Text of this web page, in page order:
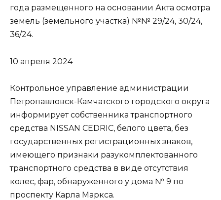
года размещенного на основании Акта осмотра
земель (земельного участка) №№ 29/24, 30/24,
36/24.
10 апреля 2024
Контрольное управление администрации
Петропавловск-Камчатского городского округа
информирует собственника транспортного
средства NISSAN CEDRIC, белого цвета, без
государственных регистрационных знаков,
имеющего признаки разукомплектованного
транспортного средства в виде отсутствия
колес, фар, обнаруженного у дома № 9 по
проспекту Карла Маркса.